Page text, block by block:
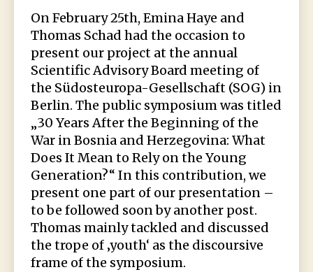
On February 25th, Emina Haye and
Thomas Schad had the occasion to
present our project at the annual
Scientific Advisory Board meeting of
the Südosteuropa-Gesellschaft (SOG) in
Berlin. The public symposium was titled
„30 Years After the Beginning of the
War in Bosnia and Herzegovina: What
Does It Mean to Rely on the Young
Generation?“ In this contribution, we
present one part of our presentation –
to be followed soon by another post.
Thomas mainly tackled and discussed
the trope of ‚youth‘ as the discoursive
frame of the symposium.